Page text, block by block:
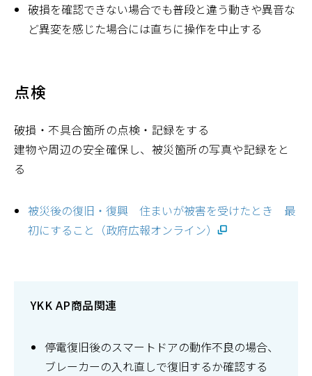
破損を確認できない場合でも普段と違う動きや異音な
ど異変を感じた場合には直ちに操作を中止する
点検
破損・不具合箇所の点検・記録をする
建物や周辺の安全確保し、被災箇所の写真や記録をと
る
被災後の復旧・復興 住まいが被害を受けたとき 最
初にすること（政府広報オンライン）
YKK AP商品関連
停電復旧後のスマートドアの動作不良の場合、
ブレーカーの入れ直しで復旧するか確認する